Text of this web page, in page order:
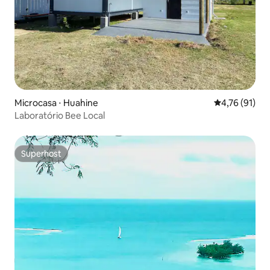
Microcasa ⋅ Huahine 4,76 de uma
4,76 (91)
Laboratório Bee Local
Superhost
Superhost